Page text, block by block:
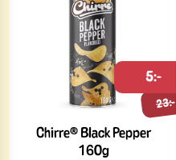
Chirre® Black Pepper
160g
23:-
5:-